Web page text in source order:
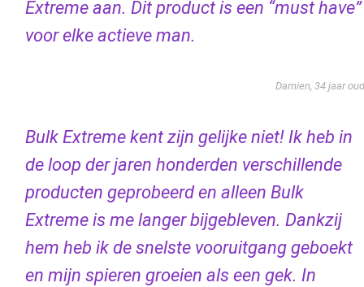
Extreme aan. Dit product is een “must have”
voor elke actieve man.
Damien, 34 jaar oud
Bulk Extreme kent zijn gelijke niet! Ik heb in
de loop der jaren honderden verschillende
producten geprobeerd en alleen Bulk
Extreme is me langer bijgebleven. Dankzij
hem heb ik de snelste vooruitgang geboekt
en mijn spieren groeien als een gek. In